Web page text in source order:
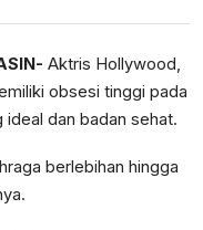
Aktris Hollywood,
obsesi tinggi pada
dan badan sehat.
berlebihan hingga